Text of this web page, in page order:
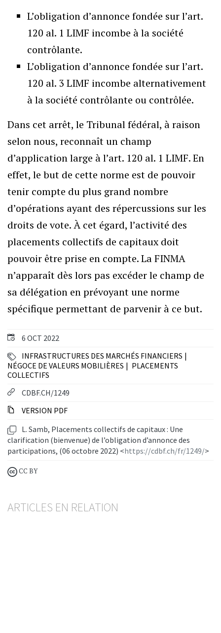
6 OCT 2022
INFRASTRUCTURES DES MARCHÉS FINANCIERS
NÉGOCE DE VALEURS MOBILIÈRES
PLACEMENTS
COLLECTIFS
CDBF.CH/1249
VERSION PDF
L. Samb, Placements collectifs de capitaux : Une
clarification (bienvenue) de l’obligation d’annonce des
participations, (06 octobre 2022) <https://cdbf.ch/fr/1249/>
CC BY
ARTICLES EN RELATION
L’obligation d’annonce fondée sur l’art.
120 al. 1 LIMF incombe à la société
contrôlante.
L’obligation d’annonce fondée sur l’art.
120 al. 3 LIMF incombe alternativement
à la société contrôlante ou contrôlée.
Dans cet arrêt, le Tribunal fédéral, à raison
selon nous, reconnaît un champ
d’application large à l’art. 120 al. 1 LIMF. En
effet, le but de cette norme est de pouvoir
tenir compte du plus grand nombre
d’opérations ayant des répercussions sur les
droits de vote. À cet égard, l’activité des
placements collectifs de capitaux doit
pouvoir être prise en compte. La FINMA
n’apparaît dès lors pas excéder le champ de
sa délégation en prévoyant une norme
spécifique permettant de parvenir à ce but.